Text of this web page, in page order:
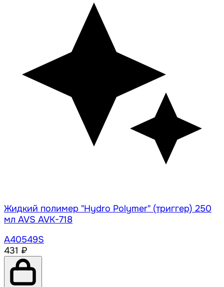
Жидкий полимер "Hydro Polymer" (триггер) 250
мл AVS AVK-718
A40549S
431 ₽